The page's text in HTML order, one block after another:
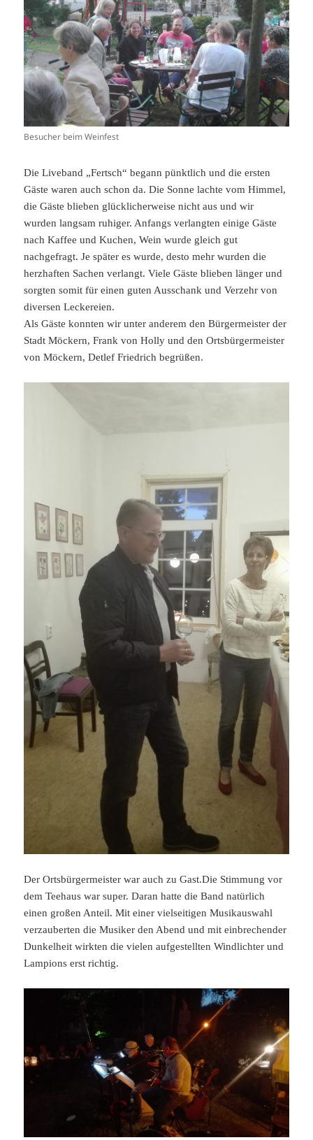
Besucher beim Weinfest
Die Liveband „Fertsch“ begann pünktlich und die ersten
Gäste waren auch schon da. Die Sonne lachte vom Himmel,
die Gäste blieben glücklicherweise nicht aus und wir
wurden langsam ruhiger. Anfangs verlangten einige Gäste
nach Kaffee und Kuchen, Wein wurde gleich gut
nachgefragt. Je später es wurde, desto mehr wurden die
herzhaften Sachen verlangt. Viele Gäste blieben länger und
sorgten somit für einen guten Ausschank und Verzehr von
diversen Leckereien.
Als Gäste konnten wir unter anderem den Bürgermeister der
Stadt Möckern, Frank von Holly und den Ortsbürgermeister
von Möckern, Detlef Friedrich begrüßen.
Der Ortsbürgermeister war auch zu Gast.Die Stimmung vor
dem Teehaus war super. Daran hatte die Band natürlich
einen großen Anteil. Mit einer vielseitigen Musikauswahl
verzauberten die Musiker den Abend und mit einbrechender
Dunkelheit wirkten die vielen aufgestellten Windlichter und
Lampions erst richtig.